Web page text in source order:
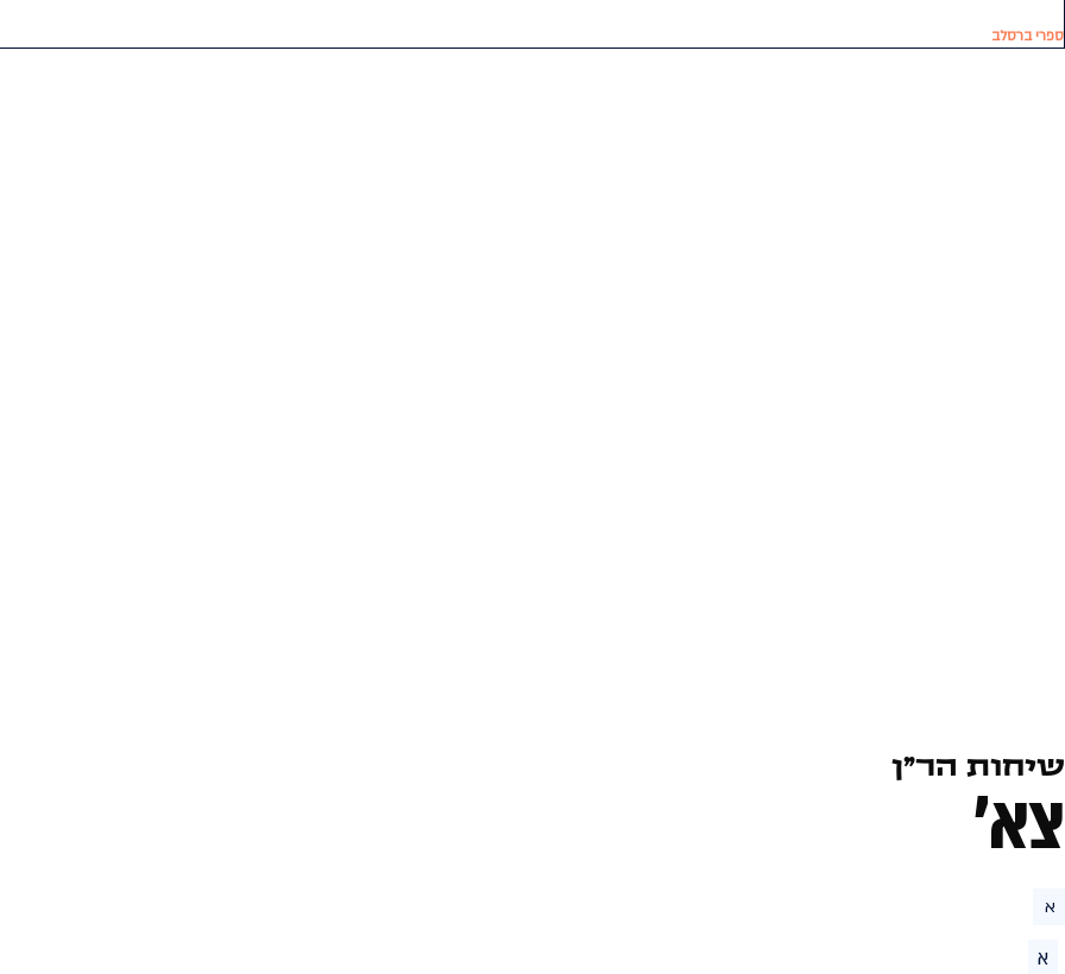
ספרי ברסלב
שיחות הר״ן
צא׳
א
א